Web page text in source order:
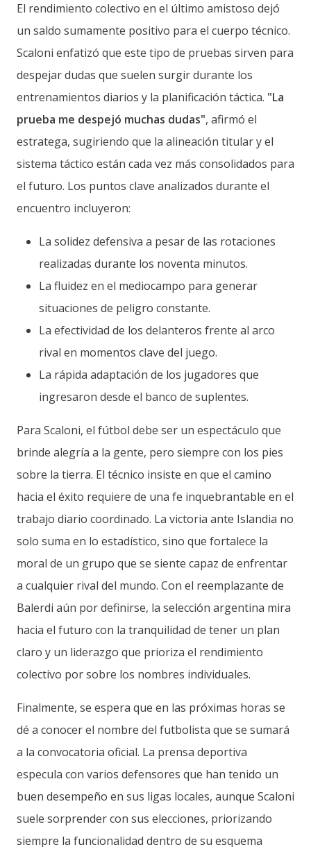
El rendimiento colectivo en el último amistoso dejó
un saldo sumamente positivo para el cuerpo técnico.
Scaloni enfatizó que este tipo de pruebas sirven para
despejar dudas que suelen surgir durante los
entrenamientos diarios y la planificación táctica. "La
prueba me despejó muchas dudas", afirmó el
estratega, sugiriendo que la alineación titular y el
sistema táctico están cada vez más consolidados para
el futuro. Los puntos clave analizados durante el
encuentro incluyeron:
La solidez defensiva a pesar de las rotaciones
realizadas durante los noventa minutos.
La fluidez en el mediocampo para generar
situaciones de peligro constante.
La efectividad de los delanteros frente al arco
rival en momentos clave del juego.
La rápida adaptación de los jugadores que
ingresaron desde el banco de suplentes.
Para Scaloni, el fútbol debe ser un espectáculo que
brinde alegría a la gente, pero siempre con los pies
sobre la tierra. El técnico insiste en que el camino
hacia el éxito requiere de una fe inquebrantable en el
trabajo diario coordinado. La victoria ante Islandia no
solo suma en lo estadístico, sino que fortalece la
moral de un grupo que se siente capaz de enfrentar
a cualquier rival del mundo. Con el reemplazante de
Balerdi aún por definirse, la selección argentina mira
hacia el futuro con la tranquilidad de tener un plan
claro y un liderazgo que prioriza el rendimiento
colectivo por sobre los nombres individuales.
Finalmente, se espera que en las próximas horas se
dé a conocer el nombre del futbolista que se sumará
a la convocatoria oficial. La prensa deportiva
especula con varios defensores que han tenido un
buen desempeño en sus ligas locales, aunque Scaloni
suele sorprender con sus elecciones, priorizando
siempre la funcionalidad dentro de su esquema